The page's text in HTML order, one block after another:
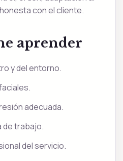
con el cliente.
aprender
y del entorno.
adecuada.
de trabajo.
del servicio.